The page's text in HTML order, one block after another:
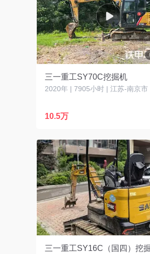
三一重工SY70C挖掘机
2020年 | 7905小时 | 江苏-南京市
10.5万
三一重工SY16C（国四）挖